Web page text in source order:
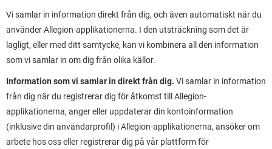
Vi samlar in information direkt från dig, och även automatiskt när du
använder Allegion-applikationerna. I den utsträckning som det är
lagligt, eller med ditt samtycke, kan vi kombinera all den information
som vi samlar in om dig från olika källor.
Information som vi samlar in direkt från dig. Vi samlar in information
från dig när du registrerar dig för åtkomst till Allegion-
applikationerna, anger eller uppdaterar din kontoinformation
(inklusive din användarprofil) i Allegion-applikationerna, ansöker om
arbete hos oss eller registrerar dig på vår plattform för